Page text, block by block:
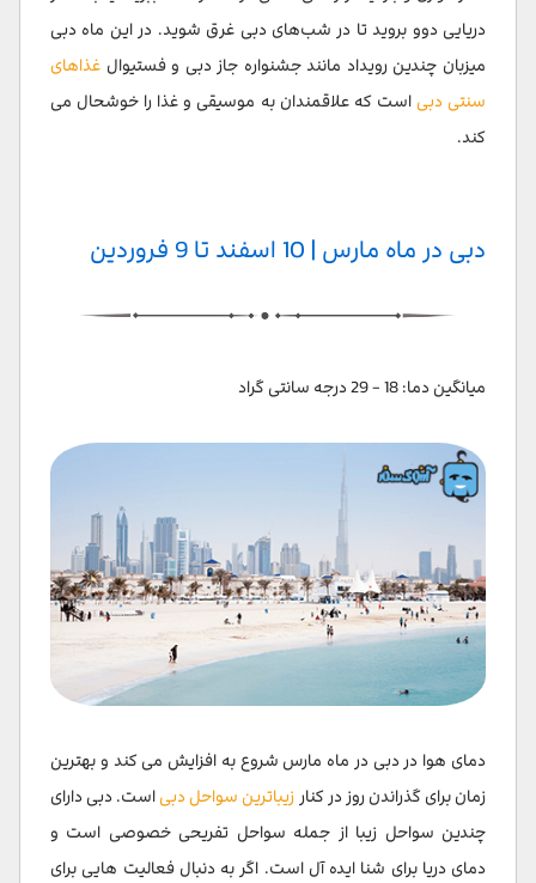
دریایی دوو بروید تا در شب‌های دبی غرق شوید. در این ماه دبی
میزبان چندین رویداد مانند جشنواره جاز دبی و فستیوال غذاهای
سنتی دبی است که علاقمندان به موسیقی و غذا را خوشحال می
کند.
دبی در ماه مارس | 10 اسفند تا 9 فروردین
میانگین دما: 18 - 29 درجه سانتی گراد
دمای هوا در دبی در ماه مارس شروع به افزایش می کند و بهترین
زمان برای گذراندن روز در کنار زیباترین سواحل دبیاست. دبی دارای
چندین سواحل زیبا از جمله سواحل تفریحی خصوصی است و
دمای دریا برای شنا ایده آل است. اگر به دنبال فعالیت هایی برای